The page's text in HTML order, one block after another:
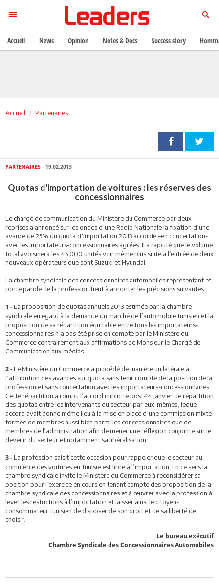
Accueil Partenaires
PARTENAIRES - 19.02.2013
Quotas d'importation de voitures : les réserves des
concessionnaires
Le chargé de communication du Ministère du Commerce par deux
reprises a annoncé sur les ondes d’une Radio Nationale la fixation d’une
avance de 25% du quota d’importation 2013 accordé –en concertation-
avec les importateurs-concessionnaires agrées. Il a rajouté que le volume
total avoisinera les 45 000 unités voir même plus suite à l’entrée de deux
nouveaux opérateurs que sont Suzuki et Hyundai.
La chambre syndicale des concessionnaires automobiles représentant et
porte parole de la profession tient à apporter les précisions suivantes :
1 - La proposition de quotas annuels 2013 estimée par la chambre
syndicale eu égard à la demande du marché de l’automobile tunisien et la
proposition de sa répartition équitable entre tous les importateurs-
concessionnaires n’a pas été prise en compte par le Ministère du
Commerce contrairement aux affirmations de Monsieur le Chargé de
Communication aux médias.
2 - Le Ministère du Commerce à procédé de manière unilatérale à
l’attribution des avances sur quota sans tenir compte de la position de la
profession et sans concertation avec les importateurs-concessionnaires.
Cette répartition a rompu l’accord implicite post-14 janvier de répartition
des quotas entre les intervenants du secteur par eux-mêmes, lequel
accord avait donné même lieu à la mise en place d’une commission mixte
formée de membres aussi bien parmi les concessionnaires que de
membres de l’administration afin de mener une réflexion conjointe sur le
devenir du secteur et notamment sa libéralisation.
3 - La profession saisit cette occasion pour rappeler que le secteur du
commerce des voitures en Tunisie est libre à l’importation. En ce sens la
chambre syndicale invite le Ministère du Commerce à reconsidérer sa
position pour l’exercice en cours en tenant compte des proposition de la
chambre syndicale des concessionnaires et à œuvrer avec la profession à
lever les restrictions à l’importation et laisser ainsi le citoyen-
consommateur tunisien de disposer de son droit et de sa liberté de
choisir.
Le bureau exécutif
Chambre Syndicale des Concessionnaires Automobiles
Accueil News Opinion Notes & Docs Success story